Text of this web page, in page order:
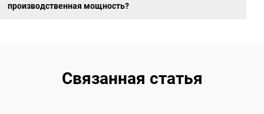
производственная мощность?
Связанная статья